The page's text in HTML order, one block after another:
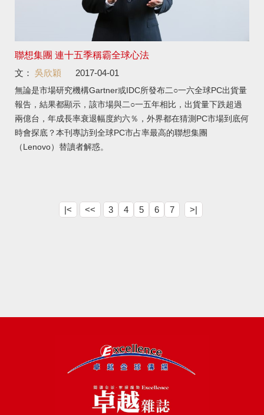
聯想集團 連十五季稱霸全球心法
文： 吳欣穎 2017-04-01
無論是市場研究機構Gartner或IDC所發布二○一六全球PC出貨量
報告，結果都顯示，該市場與二○一五年相比，出貨量下跌超過
兩億台，年成長率衰退幅度約六％，外界都在猜測PC市場到底何
時會探底？本刊專訪到全球PC市占率最高的聯想集團
（Lenovo）替讀者解惑。
|< << 3 4 5 6 7 >|